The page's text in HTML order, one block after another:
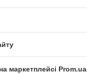
маркетплейсі Prom.ua